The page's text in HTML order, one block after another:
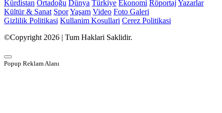
Kürdistan Ortadoğu Dünya Türkiye Ekonomi Röportaj Yazarlar
Kültür & Sanat SporYaşam Video Foto Galeri
Gizlilik Politikasi Kullanim Kosullari Cerez Politikasi
©Copyright 2026 | Tum Haklari Saklidir.
Popup Reklam Alanı